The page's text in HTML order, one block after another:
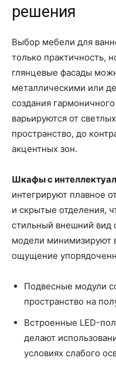
решения
Выбор мебели для
только практичность,
глянцевые фасады
металлическими или
создания
варьируются от
пространство, до
акцентных зон.
Шкафы с
интегрируют плавное
и скрытые отделения,
стильный внешний вид
модели минимизируют
ощущение
Подвесные модули
пространство на
Встроенные LED-
делают
условиях слабого